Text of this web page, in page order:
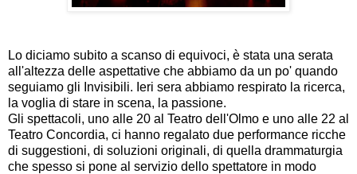
Lo diciamo subito a scanso di equivoci, è stata una serata
all'altezza delle aspettative che abbiamo da un po' quando
seguiamo gli Invisibili. Ieri sera abbiamo respirato la ricerca,
la voglia di stare in scena, la passione.
Gli spettacoli, uno alle 20 al Teatro dell'Olmo e uno alle 22 al
Teatro Concordia, ci hanno regalato due performance ricche
di suggestioni, di soluzioni originali, di quella drammaturgia
che spesso si pone al servizio dello spettatore in modo